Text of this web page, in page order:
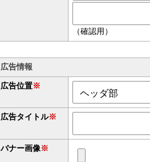
（確認用）
広告情報
広告位置※
広告タイトル※
バナー画像※